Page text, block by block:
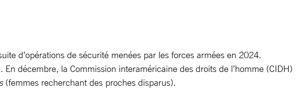
d’opérations de sécurité menées par les forces armées en 2024.
décembre, la Commission interaméricaine des droits de l’homme (CIDH)
(femmes recherchant des proches disparus).